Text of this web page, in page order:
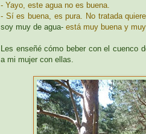
- Yayo, este agua no es buena.
- Sí es buena, es pura. No tratada
soy muy de agua- está muy buena y
Les enseñé cómo beber con el cuenco
a mi mujer con ellas.